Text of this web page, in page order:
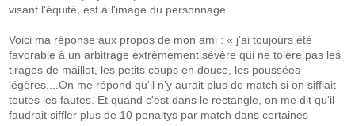
visant l'équité, est à l'image du personnage.
Voici ma réponse aux propos de mon ami : « j'ai toujours été
favorable à un arbitrage extrêmement sévère qui ne tolère pas les
tirages de maillot, les petits coups en douce, les poussées
légères,...On me répond qu'il n'y aurait plus de match si on sifflait
toutes les fautes. Et quand c'est dans le rectangle, on me dit qu'il
faudrait siffler plus de 10 penaltys par match dans certaines